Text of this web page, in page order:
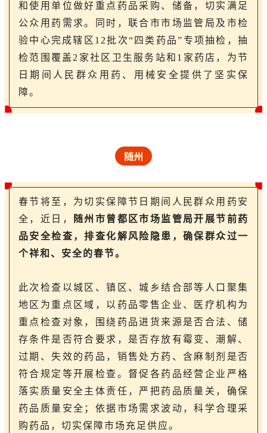
和使用单位做好重点药品采购、储备，切实满足
公众用药需求。同时，联合市市场监管局及市检
验中心完成辖区12批次“四类药品”专项抽检，抽
检范围覆盖2家社区卫生服务站和1家药店，为节
日期间人民群众用药、用械安全提供了坚实保
障。
随州
春节将至，为切实保障节日期间人民群众用药安
全，近日，
随州市曾都区市场监管局开展节前药
品安全检查，排查化解风险隐患，确保群众过一
个祥和、安全的春节。
此次检查以城区、镇区、城乡结合部等人口聚集
地区为重点区域，以药品零售企业、医疗机构为
重点检查对象，围绕药品进货来源是否合法、储
存条件是否符合要求，是否存放有霉变、潮解、
过期、失效的药品，销售处方药、含麻制剂是否
符合规定等开展检查。督促各药品经营企业严格
落实质量安全主体责任，严把药品质量关，确保
药品质量安全；依据市场需求波动，科学合理采
购药品，切实保障市场充足供应。